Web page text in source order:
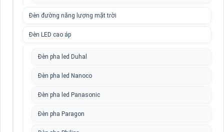
Đèn đường năng lượng mặt trời
Đèn LED cao áp
Đèn pha led Duhal
Đèn pha led Nanoco
Đèn pha led Panasonic
Đèn pha Paragon